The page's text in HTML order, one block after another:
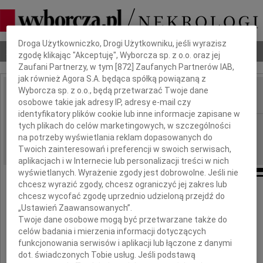
Nekrologi Odeszli Poradnik pogrzebowy
IMIĘ I NAZWISKO:
REGION: Warszawa
DATA EMISJI: 09.11.2010
Serdeczne wyrazy współczucia dla
Teresy Burdzy
Dbamy o Twoją prywatność
Droga Użytkowniczko, Drogi Użytkowniku, jeśli wyrazisz
zgodę klikając "Akceptuję", Wyborcza sp. z o.o. oraz jej
Zaufani Partnerzy, w tym [872 ] Zaufanych Partnerów IAB,
jak również Agora S.A. będąca spółką powiązaną z
Wyborcza sp. z o.o., będą przetwarzać Twoje dane
osobowe takie jak adresy IP, adresy e-mail czy
identyfikatory plików cookie lub inne informacje zapisane w
tych plikach do celów marketingowych, w szczególności
na potrzeby wyświetlania reklam dopasowanych do
Twoich zainteresowań i preferencji w swoich serwisach,
aplikacjach i w Internecie lub personalizacji treści w nich
wyświetlanych. Wyrażenie zgody jest dobrowolne. Jeśli nie
chcesz wyrazić zgody, chcesz ograniczyć jej zakres lub
chcesz wycofać zgodę uprzednio udzieloną przejdź do
„Ustawień Zaawansowanych”.
Twoje dane osobowe mogą być przetwarzane także do
celów badania i mierzenia informacji dotyczących
funkcjonowania serwisów i aplikacji lub łączone z danymi
dot. świadczonych Tobie usług. Jeśli podstawą